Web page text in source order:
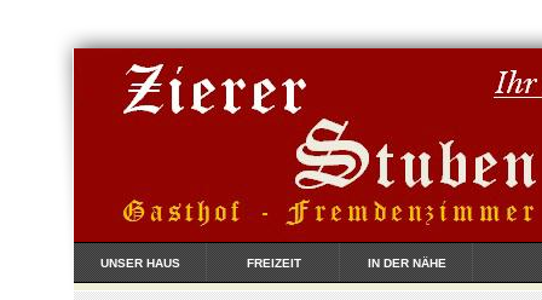
UNSER HAUS FREIZEIT IN DER NÄHE